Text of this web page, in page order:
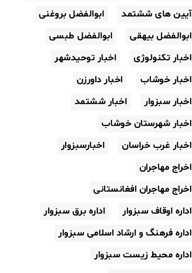
آیین های ششتمد
ابوالفضل بروغنی
ابوالفضل بیهقی
ابوالفضل طبسی
اخبار تکنولوژی
اخبار توحیدشهر
اخبار خوشاب
اخبار داورزن
اخبار سبزوار
اخبار ششتمد
اخبار شهرستان خوشاب
اخبار غرب خراسان
اخبارسبزوار
اخراج مهاجران
اخراج مهاجران افغانستانی
اداره اوقاف سبزوار
اداره برق سبزوار
اداره فرهنگ و ارشاد اسلامی سبزوار
اداره محیط زیست سبزوار